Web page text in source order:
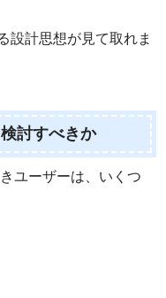
設計思想が見て取れま
討すべきか
ユーザーは、いくつ